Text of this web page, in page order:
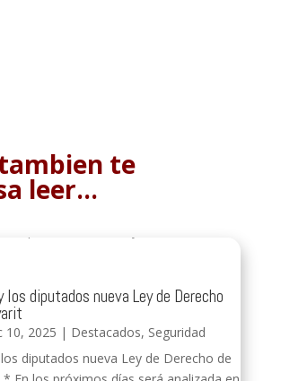
te
leer…
diputados nueva Ley de Derecho
10, 2025 | Destacados, Seguridad
diputados nueva Ley de Derecho de